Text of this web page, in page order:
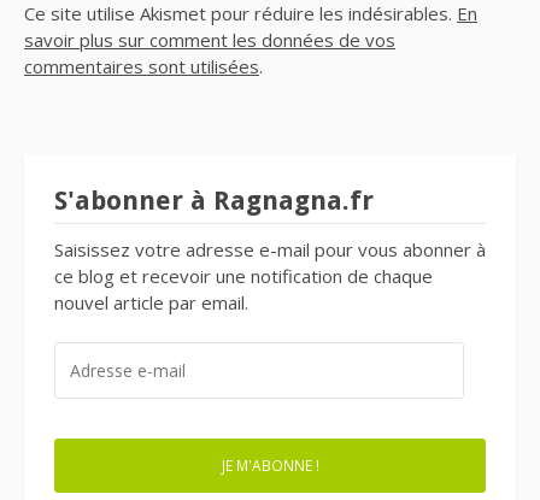
Ce site utilise Akismet pour réduire les indésirables. En
savoir plus sur comment les données de vos
commentaires sont utilisées.
S'abonner à Ragnagna.fr
Saisissez votre adresse e-mail pour vous abonner à
ce blog et recevoir une notification de chaque
nouvel article par email.
MAIL
JE M'ABONNE !